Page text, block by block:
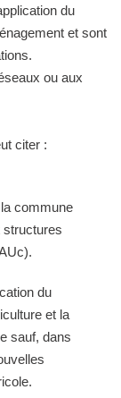
du
et sont
ou aux
citer :
commune
structures
du
et la
sauf, dans